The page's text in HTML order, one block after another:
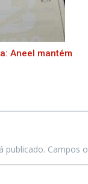
Aneel mantém
publicado. Campos